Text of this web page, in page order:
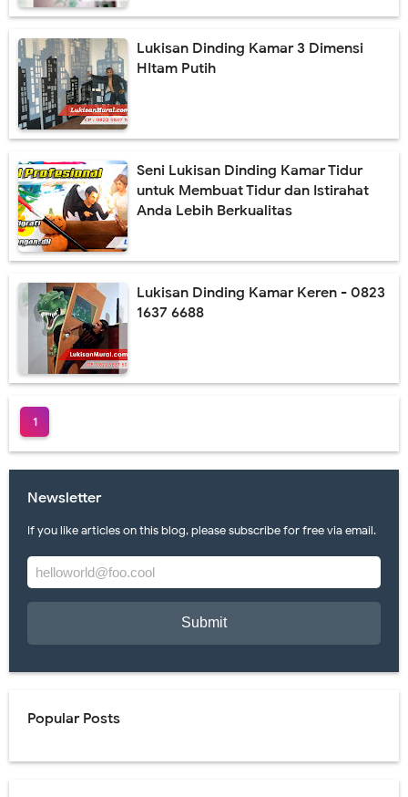
Jasa Lukis Mural Dinding Restoran Desain Menarik
Jasa Lukis Mural Cafe Harga Termurah & Terbaru 2021
Lukisan Mural Dinding Coffee Shop Berkualitas
Perbedaan Lukisan Mural dan Grafiti yang Ternyata Berbeda
Gambar Lukisan Lukisan Mural Terbaik 2021
Lukisan Mural Menarik Cocok Untuk Rumah Minimalis
Jasa Lukis Mural Dengan Kualitas Terbaik Se Indonesia
Lukisan Mural Pendidikan Harga Terbaru 2021
Lukisan Mural Tema Lingkungan Untuk Medukasi
Harga Lukisan Mural Dinding Sekolah TK
Contoh Lukisan Mural Tema Taman Terbaik
Jasa Lukis Mural Simple & Modern Untuk Ruangan
Lukisan Dinding Kamar 3 Dimensi
HItam Putih
Seni Lukisan Dinding Kamar Tidur
untuk Membuat Tidur dan Istirahat
Anda Lebih Berkualitas
Lukisan Dinding Kamar Keren - 0823
1637 6688
1
Newsletter
If you like articles on this blog, please subscribe for free via email.
Popular Posts